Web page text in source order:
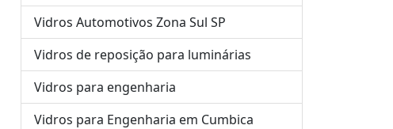
Vidros Automotivos Zona Sul SP
Vidros de reposição para luminárias
Vidros para engenharia
Vidros para Engenharia em Cumbica